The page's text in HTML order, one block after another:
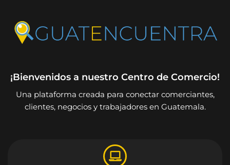
¡Bienvenidos a nuestro Centro de Comercio!
Una plataforma creada para conectar comerciantes,
clientes, negocios y trabajadores en Guatemala.